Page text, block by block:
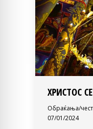
ХРИСТОС
Обраќања/
07/01/2024